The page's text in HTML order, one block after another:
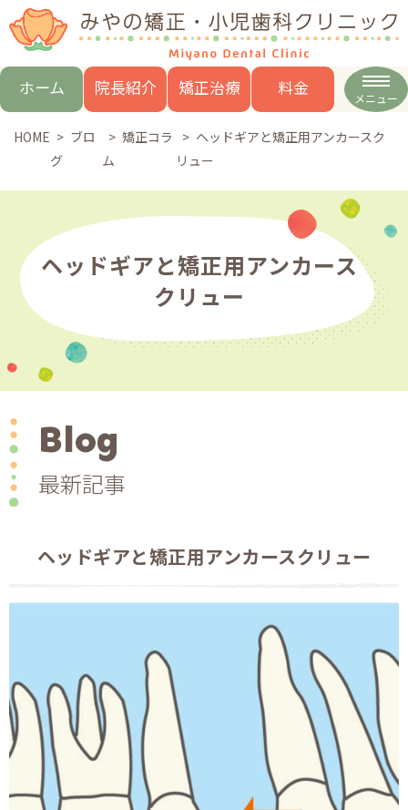
ホーム 院長紹介 矯正治療
矯正治療について
マウスピース型
3歳からの受け口治療 矯正以外の方法
大人の矯正治療 口腔筋機能療法
歯ブラシ指導と
料金
料金
よくある質問
メニュー
院長紹介
歯科治療
アクセス
新着情報
採用情報
HOME
ブロ
グ
矯正コラ
ム
ヘッドギアと矯正用アンカースク
リュー
ヘッドギアと矯正用アンカース
クリュー
Blog
最新記事
ヘッドギアと矯正用アンカースクリュー